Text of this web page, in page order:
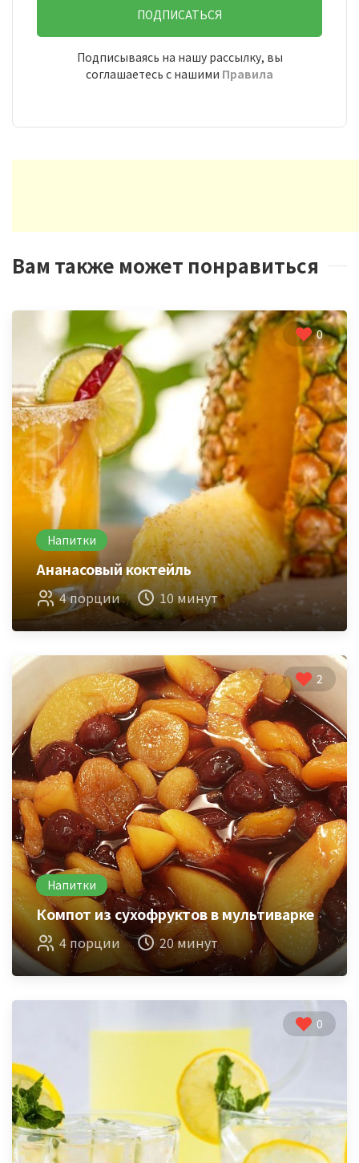
ПОДПИСАТЬСЯ
Подписываясь на нашу рассылку, вы
соглашаетесь с нашими Правила
Вам также может понравиться
0
Напитки
Ананасовый коктейль
4 порции 10 минут
2
Напитки
Компот из сухофруктов в мультиварке
4 порции 20 минут
0